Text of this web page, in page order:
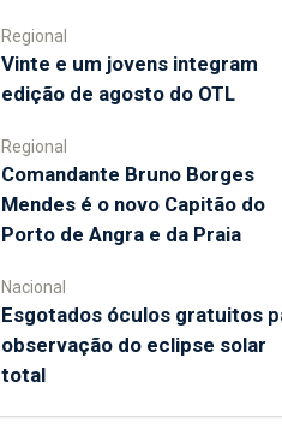
Regional
Vinte e um jovens integram
edição de agosto do OTL
Regional
Comandante Bruno Borges
Mendes é o novo Capitão do
Porto de Angra e da Praia
Nacional
Esgotados óculos gratuitos
observação do eclipse solar
total